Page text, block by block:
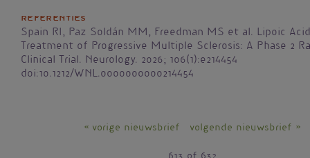
Referenties
Spain RI, Paz Soldán MM, Freedman MS et al. Lipoic
Treatment of Progressive Multiple Sclerosis: A Phase 2
Clinical Trial. Neurology. 2026; 106(1):e214454
doi:10.1212/WNL.0000000000214454
« vorige nieuwsbrief volgende nieuwsbrief »